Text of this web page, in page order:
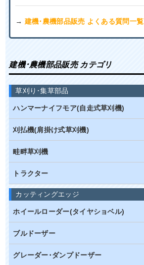
→ 建機･農機部品販売 よくある質問一覧
建機･農機部品販売 カテゴリ
草刈り･集草部品
ハンマーナイフモア(自走式草刈機)
刈払機(肩掛け式草刈機)
畦畔草刈機
トラクター
カッティングエッジ
ホイールローダー(タイヤショベル)
ブルドーザー
グレーダー･ダンプドーザー